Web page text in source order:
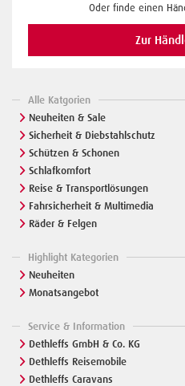
Oder finde einen
Zur
Alle Katgorien
Neuheiten & Sale
Sicherheit & Diebstahlschutz
Schützen & Schonen
Schlafkomfort
Reise & Transportlösungen
Fahrsicherheit & Multimedia
Räder & Felgen
Highlight Kategorien
Neuheiten
Monatsangebot
Service & Information
Dethleffs GmbH & Co. KG
Dethleffs Reisemobile
Dethleffs Caravans